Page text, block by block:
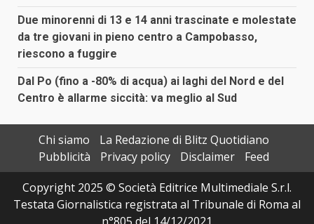
Due minorenni di 13 e 14 anni trascinate e molestate
da tre giovani in pieno centro a Campobasso,
riescono a fuggire
Dal Po (fino a -80% di acqua) ai laghi del Nord e del
Centro è allarme siccità: va meglio al Sud
Chi siamo
La Redazione di Blitz Quotidiano
Pubblicità
Privacy policy Disclaimer
Feed
Copyright 2025 © Società Editrice Multimediale S.r.l.
Testata Giornalistica registrata al Tribunale di Roma al